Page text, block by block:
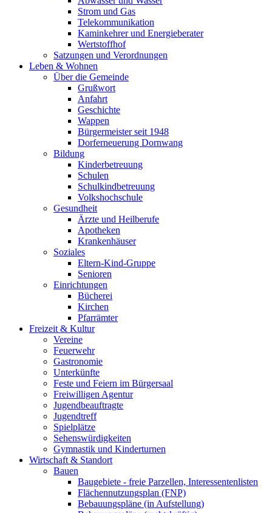
Strom und Gas
Telekommunikation
Kaminkehrer und Energieberater
Wertstoffhof
Satzungen und Verordnungen
Leben & Wohnen
Über die Gemeinde
Grußwort
Anfahrt
Geschichte
Wappen
Bürgermeister seit 1948
Dorferneuerung Dornwang
Bildung
Kinderbetreuung
Schulen
Schulkindbetreuung
Volkshochschule
Gesundheit
Ärzte und Heilberufe
Apotheken
Krankenhäuser
Soziales
Eltern-Kind-Gruppe
Senioren
Einrichtungen
Bücherei
Kirchen
Pfarrämter
Freizeit & Kultur
Vereine
Feuerwehr
Gastronomie
Unterkünfte
Feste und Feiern im Bürgersaal
Freiwilligen Agentur
Jugendbeauftragte
Jugendtreff
Spielplätze
Sehenswürdigkeiten
Gymnastik und Kinderturnen
Wirtschaft & Standort
Bauen
Baugebiete - freie Parzellen, Interessentenlisten
Flächennutzungsplan (FNP)
Bebauungspläne (in Aufstellung)